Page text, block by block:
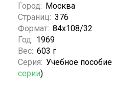
Город: Москва
Страниц: 376
Формат: 84x108/32
Год: 1969
Вес: 603 г
Серия: Учебное
серии)